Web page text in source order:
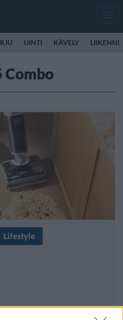
UINTI KÄVELY LIIKENNE
Combo
Lifestyle